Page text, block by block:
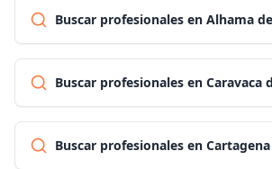
Buscar profesionales en Alhama
Buscar profesionales en Caravaca
Buscar profesionales en Cartagena